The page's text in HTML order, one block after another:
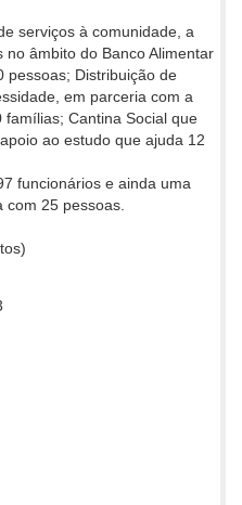
serviços à comunidade, a
âmbito do Banco Alimentar
pessoas; Distribuição de
em parceria com a
Cantina Social que
ao estudo que ajuda 12
funcionários e ainda uma
25 pessoas.